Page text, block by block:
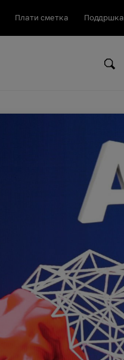
Плати сметка Поддршка